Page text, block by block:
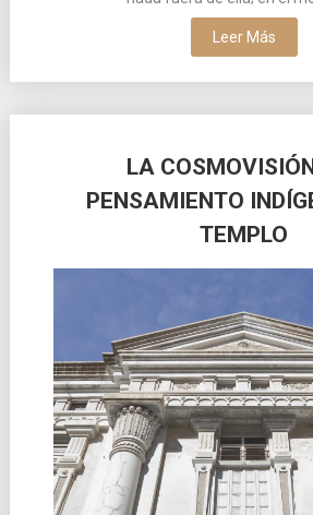
Leer Más
LA
PENSAMIENTO
TEMPLO